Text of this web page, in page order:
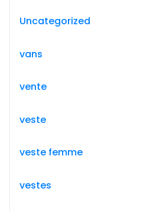
Uncategorized
vans
vente
veste
veste femme
vestes